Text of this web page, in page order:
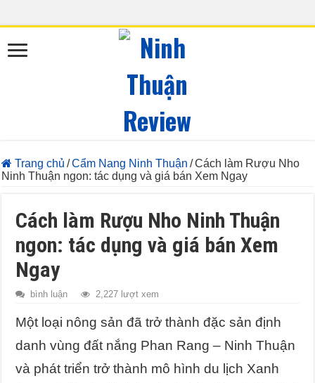
Trang chủ /Cẩm Nang Ninh Thuận /Cách làm Rượu Nho
Ninh Thuận ngon: tác dụng và giá bán Xem Ngay
Cách làm Rượu Nho Ninh Thuận
ngon: tác dụng và giá bán Xem
Ngay
bình luận 2,227 lượt xem
Một loại nông sản đã trở thành đặc sản định
danh vùng đất nắng Phan Rang – Ninh Thuận
và phát triển trở thành mô hình du lịch Xanh